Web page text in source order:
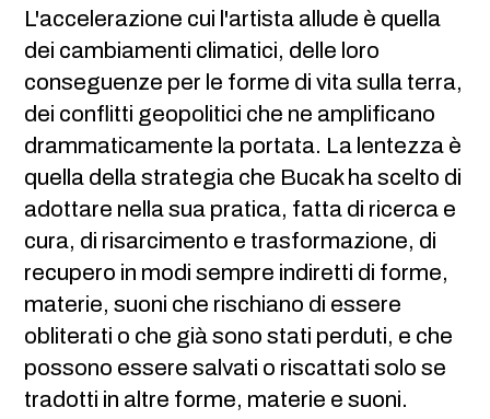
L'accelerazione cui l'artista allude è quella
dei cambiamenti climatici, delle loro
conseguenze per le forme di vita sulla terra,
dei conflitti geopolitici che ne amplificano
drammaticamente la portata. La lentezza è
quella della strategia che Bucak ha scelto di
adottare nella sua pratica, fatta di ricerca e
cura, di risarcimento e trasformazione, di
recupero in modi sempre indiretti di forme,
materie, suoni che rischiano di essere
obliterati o che già sono stati perduti, e che
possono essere salvati o riscattati solo se
tradotti in altre forme, materie e suoni.